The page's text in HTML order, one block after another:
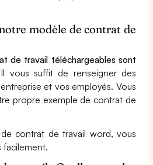
modèle de contrat de
de travail téléchargeables sont
Il vous suffit de renseigner des
et vos employés. Vous
propre exemple de contrat de
contrat de travail word, vous
facilement.